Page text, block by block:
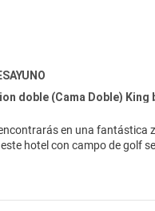
doble (Cama Doble) King